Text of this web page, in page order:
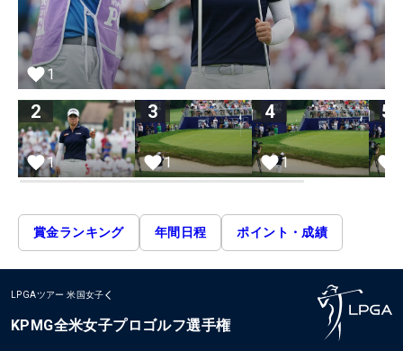
1
2
1
3
1
4
1
5
賞金ランキング 年間日程 ポイント・成績
LPGAツアー 米国女子
KPMG全米女子プロゴルフ選手権